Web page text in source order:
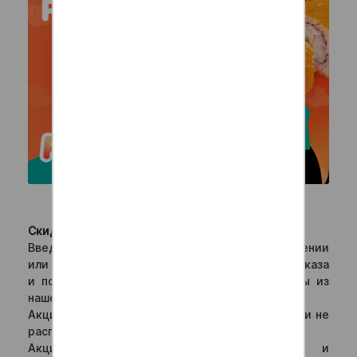
Скидка -25% с понедельника по чтеверг!
Введите промокод РОЛЛ25 на сайте, в приложении
или назовите его оператору при оформлении заказа
и получите отличную скидку на любые роллы из
нашего меню!
Акция действует только на категориб "Роллы" и не
распространяется на сеты и комбо-наборы.
Акция действует на заказы, созданные и